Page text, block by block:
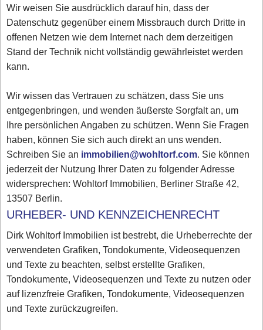
Wir weisen Sie ausdrücklich darauf hin, dass der
Datenschutz gegenüber einem Missbrauch durch Dritte in
offenen Netzen wie dem Internet nach dem derzeitigen
Stand der Technik nicht vollständig gewährleistet werden
kann.
Wir wissen das Vertrauen zu schätzen, dass Sie uns
entgegenbringen, und wenden äußerste Sorgfalt an, um
Ihre persönlichen Angaben zu schützen. Wenn Sie Fragen
haben, können Sie sich auch direkt an uns wenden.
Schreiben Sie an immobilien@wohltorf.com. Sie können
jederzeit der Nutzung Ihrer Daten zu folgender Adresse
widersprechen: Wohltorf Immobilien, Berliner Straße 42,
13507 Berlin.
URHEBER- UND KENNZEICHENRECHT
Dirk Wohltorf Immobilien ist bestrebt, die Urheberrechte der
verwendeten Grafiken, Tondokumente, Videosequenzen
und Texte zu beachten, selbst erstellte Grafiken,
Tondokumente, Videosequenzen und Texte zu nutzen oder
auf lizenzfreie Grafiken, Tondokumente, Videosequenzen
und Texte zurückzugreifen.